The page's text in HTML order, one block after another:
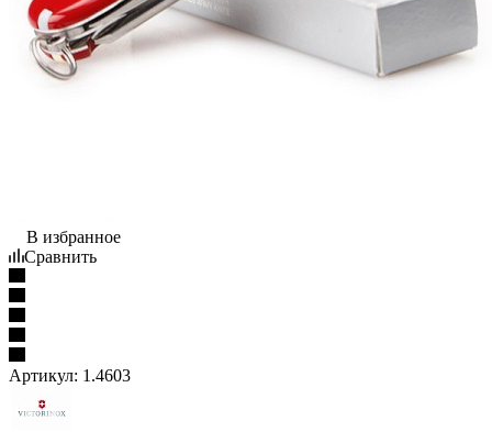
В избранное
Сравнить
Артикул: 1.4603